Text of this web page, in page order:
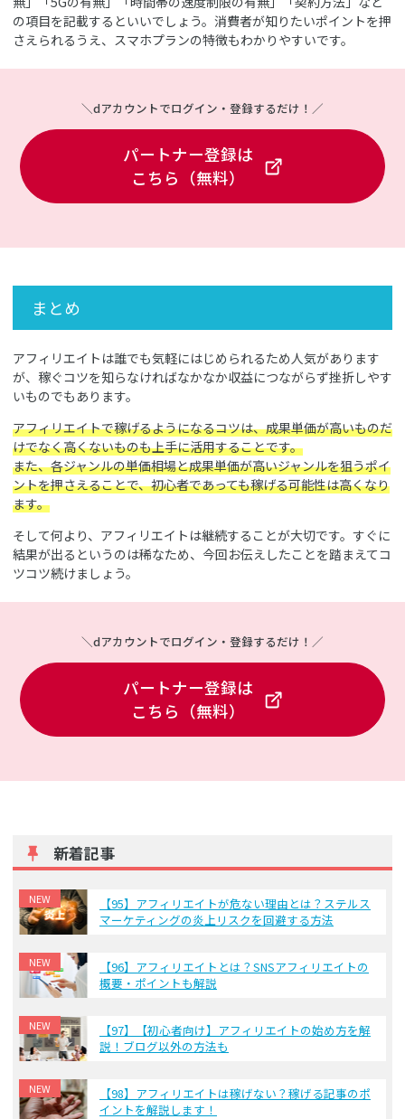
の項目を記載するといいでしょう。消費者が知りたいポイントを押
さえられるうえ、スマホプランの特徴もわかりやすいです。
＼dアカウントでログイン・登録するだけ！／
パートナー登録は
こちら（無料）
まとめ
アフィリエイトは誰でも気軽にはじめられるため人気があります
が、稼ぐコツを知らなければなかなか収益につながらず挫折しやす
いものでもあります。
アフィリエイトで稼げるようになるコツは、成果単価が高いものだ
けでなく高くないものも上手に活用することです。
また、各ジャンルの単価相場と成果単価が高いジャンルを狙うポイ
ントを押さえることで、初心者であっても稼げる可能性は高くなり
ます。
そして何より、アフィリエイトは継続することが大切です。すぐに
結果が出るというのは稀なため、今回お伝えしたことを踏まえてコ
ツコツ続けましょう。
＼dアカウントでログイン・登録するだけ！／
パートナー登録は
こちら（無料）
新着記事
NEW
【95】アフィリエイトが危ない理由とは？ステルス
マーケティングの炎上リスクを回避する方法
NEW
【96】アフィリエイトとは？SNSアフィリエイトの
概要・ポイントも解説
NEW
【97】【初心者向け】アフィリエイトの始め方を解
説！ブログ以外の方法も
NEW
【98】アフィリエイトは稼げない？稼げる記事のポ
イントを解説します！